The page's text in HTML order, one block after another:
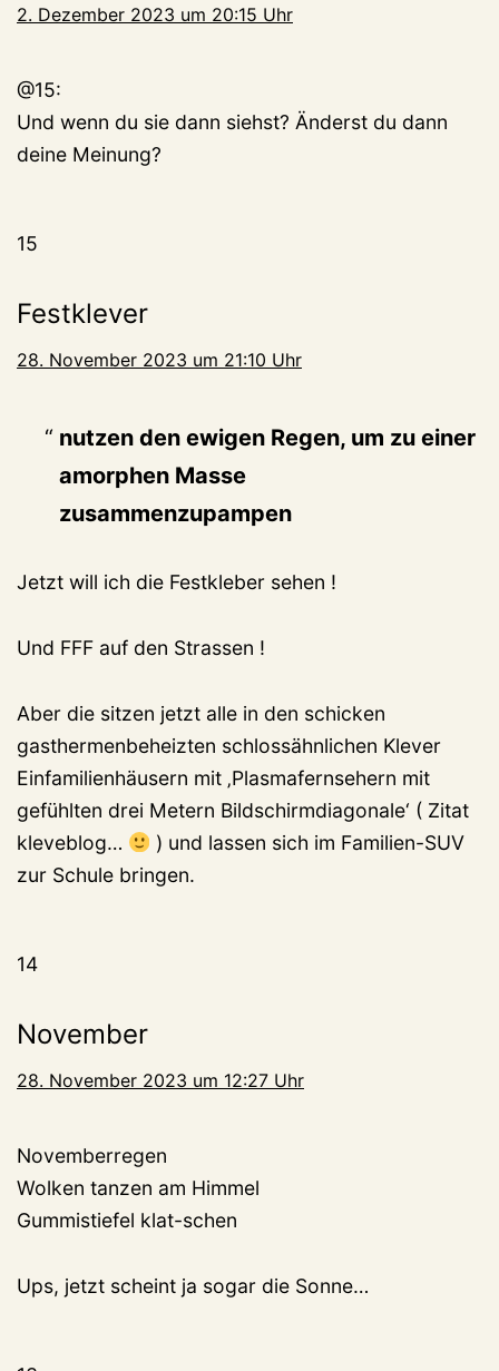
2. Dezember 2023 um 20:15 Uhr
@15:
Und wenn du sie dann siehst? Änderst du dann
deine Meinung?
15
Festklever
28. November 2023 um 21:10 Uhr
nutzen den ewigen Regen, um zu einer
amorphen Masse
zusammenzupampen
Jetzt will ich die Festkleber sehen !
Und FFF auf den Strassen !
Aber die sitzen jetzt alle in den schicken
gasthermenbeheizten schlossähnlichen Klever
Einfamilienhäusern mit ‚Plasmafernsehern mit
gefühlten drei Metern Bildschirmdiagonale‘ ( Zitat
kleveblog…
) und lassen sich im Familien-SUV
zur Schule bringen.
14
November
28. November 2023 um 12:27 Uhr
Novemberregen
Wolken tanzen am Himmel
Gummistiefel klat-schen
Ups, jetzt scheint ja sogar die Sonne…